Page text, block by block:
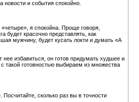
и события спокойно.
я спокойна. Проще говоря,
будет красочно представлять, как
мужчину, будет кусать локти и думать «А
избавиться, он готов придумать худшее и
такой готовностью выбираем из множества
сколько раз вы в точности